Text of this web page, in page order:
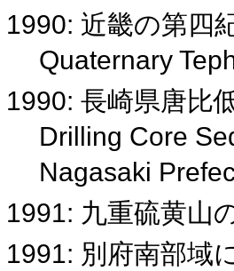
1990: 近畿の第四
Quaternary
1990: 長崎県唐比
Drilling Core
Nagasaki
1991: 九重硫黄山
1991: 別府南部域